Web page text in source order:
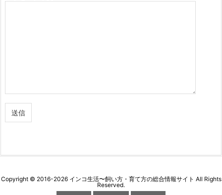
Copyright © 2016-2026 インコ生活〜飼い方・育て方の総合情報サイト All Rights
Reserved.